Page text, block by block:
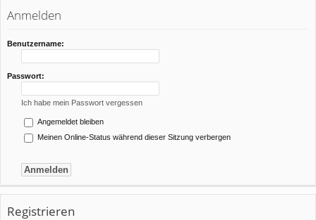
Anmelden
Benutzername:
Passwort:
Ich habe mein Passwort vergessen
Angemeldet bleiben
Meinen Online-Status während dieser Sitzung verbergen
Registrieren